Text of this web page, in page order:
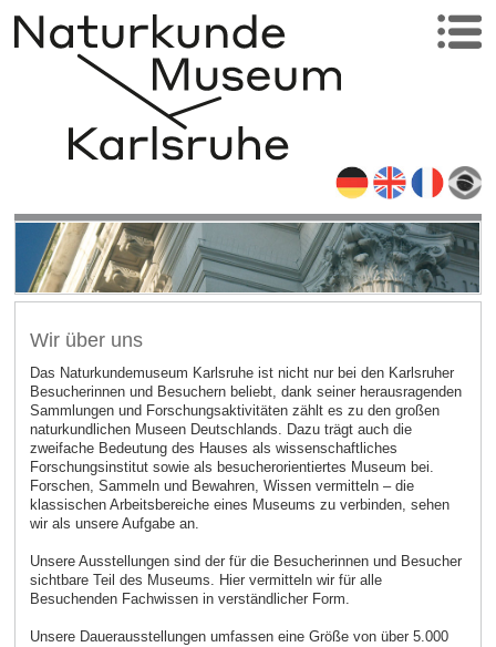
Wir über uns
Das Naturkundemuseum Karlsruhe ist nicht nur bei den Karlsruher
Besucherinnen und Besuchern beliebt, dank seiner herausragenden
Sammlungen und Forschungsaktivitäten zählt es zu den großen
naturkundlichen Museen Deutschlands. Dazu trägt auch die
zweifache Bedeutung des Hauses als wissenschaftliches
Forschungsinstitut sowie als besucherorientiertes Museum bei.
Forschen, Sammeln und Bewahren, Wissen vermitteln – die
klassischen Arbeitsbereiche eines Museums zu verbinden, sehen
wir als unsere Aufgabe an.
Unsere Ausstellungen sind der für die Besucherinnen und Besucher
sichtbare Teil des Museums. Hier vermitteln wir für alle
Besuchenden Fachwissen in verständlicher Form.
Unsere Dauerausstellungen umfassen eine Größe von über 5.000